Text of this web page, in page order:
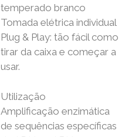
temperado branco
Tomada elétrica individual
Plug & Play: tão fácil como
tirar da caixa e começar a
usar.
Utilização
Amplificação enzimática
de sequências específicas